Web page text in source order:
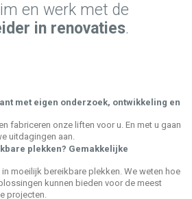
en werk met de
in renovaties.
met eigen onderzoek, ontwikkeling en
fabriceren onze liften voor u. En met u gaan
uitdagingen aan.
plekken? Gemakkelijke
moeilijk bereikbare plekken. We weten hoe
kunnen bieden voor de meest
projecten.